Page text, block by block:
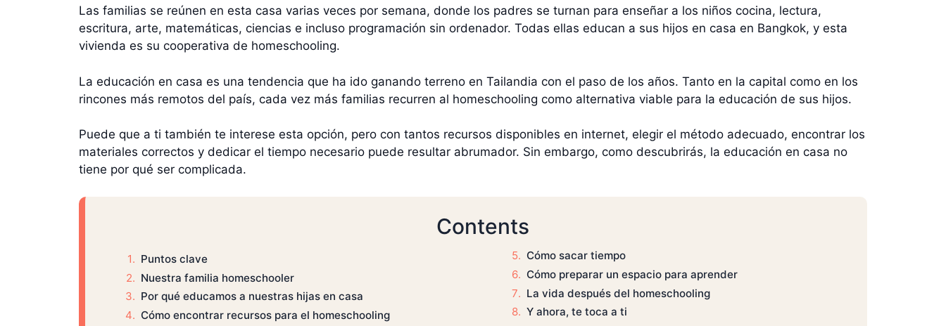
Las familias se reúnen en esta casa varias veces por semana, donde los padres se turnan para enseñar a los niños cocina, lectura,
escritura, arte, matemáticas, ciencias e incluso programación sin ordenador. Todas ellas educan a sus hijos en casa en Bangkok, y esta
vivienda es su cooperativa de homeschooling.
La educación en casa es una tendencia que ha ido ganando terreno en Tailandia con el paso de los años. Tanto en la capital como en los
rincones más remotos del país, cada vez más familias recurren al homeschooling como alternativa viable para la educación de sus hijos.
Puede que a ti también te interese esta opción, pero con tantos recursos disponibles en internet, elegir el método adecuado, encontrar los
materiales correctos y dedicar el tiempo necesario puede resultar abrumador. Sin embargo, como descubrirás, la educación en casa no
tiene por qué ser complicada.
Contents
Puntos clave
Nuestra familia homeschooler
Por qué educamos a nuestras hijas en casa
Cómo encontrar recursos para el homeschooling
Cómo sacar tiempo
Cómo preparar un espacio para aprender
La vida después del homeschooling
Y ahora, te toca a ti